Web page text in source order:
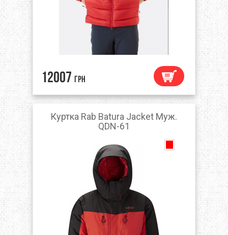
12007 грн
Куртка Rab Batura Jacket Муж.
QDN-61